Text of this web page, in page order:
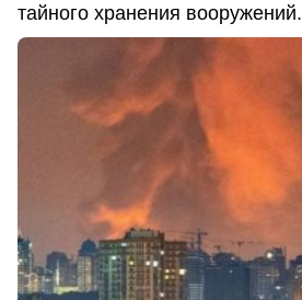
тайного хранения вооружений.